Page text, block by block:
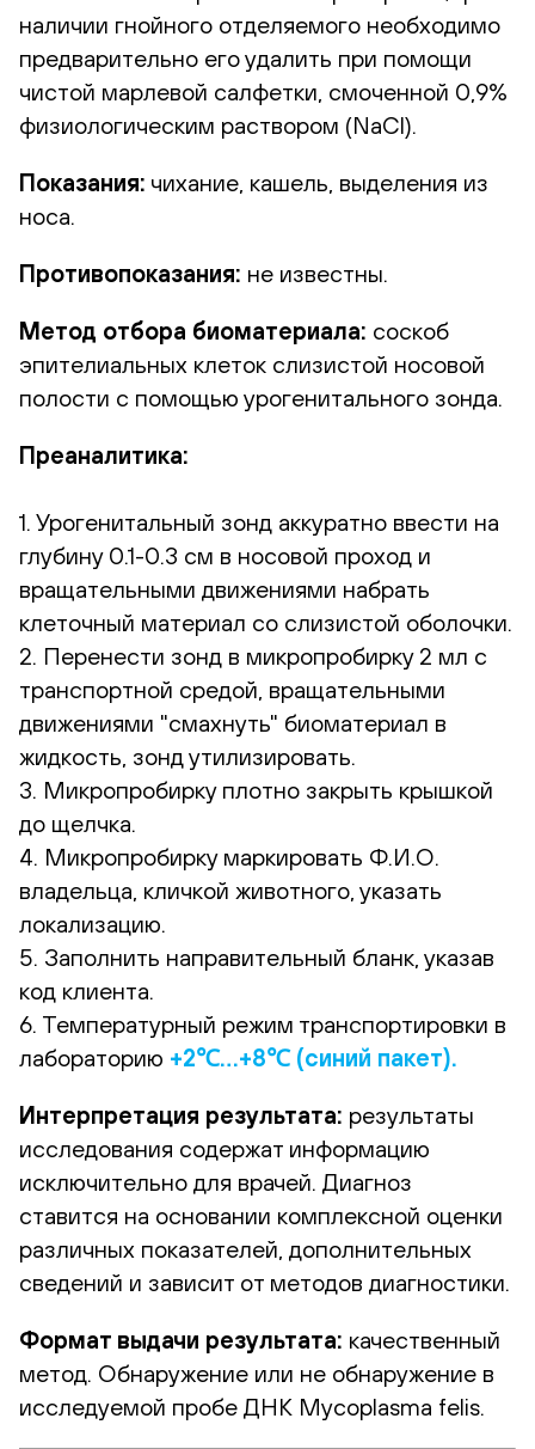
наличии гнойного отделяемого необходимо
предварительно его удалить при помощи
чистой марлевой салфетки, смоченной 0,9%
физиологическим раствором (NaCl).
Показания: чихание, кашель, выделения из
носа.
Противопоказания: не известны.
Метод отбора биоматериала: соскоб
эпителиальных клеток слизистой носовой
полости с помощью урогенитального зонда.
Преаналитика:
1. Урогенитальный зонд аккуратно ввести на
глубину 0.1-0.3 см в носовой проход и
вращательными движениями набрать
клеточный материал со слизистой оболочки.
2. Перенести зонд в микропробирку 2 мл с
транспортной средой, вращательными
движениями "смахнуть" биоматериал в
жидкость, зонд утилизировать.
3. Микропробирку плотно закрыть крышкой
до щелчка.
4. Микропробирку маркировать Ф.И.О.
владельца, кличкой животного, указать
локализацию.
5. Заполнить направительный бланк, указав
код клиента.
6. Температурный режим транспортировки в
лабораторию +2℃…+8℃ (синий пакет).
Интерпретация результата: результаты
исследования содержат информацию
исключительно для врачей. Диагноз
ставится на основании комплексной оценки
различных показателей, дополнительных
сведений и зависит от методов диагностики.
Формат выдачи результата: качественный
метод. Обнаружение или не обнаружение в
исследуемой пробе ДНК Mycoplasma felis.